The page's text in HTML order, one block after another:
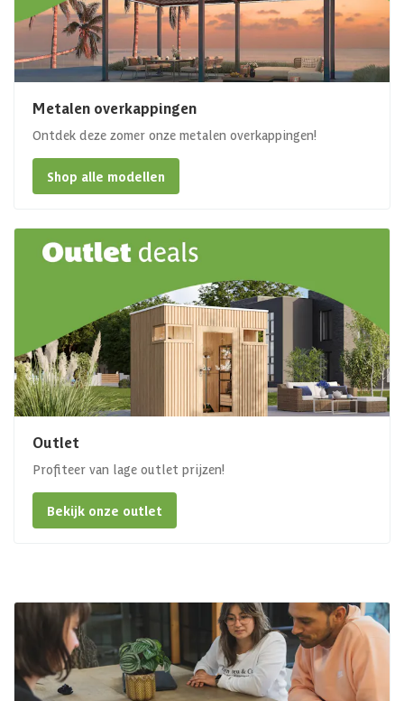
Metalen overkappingen
Ontdek deze zomer onze metalen overkappingen!
Shop alle modellen
Outlet
Profiteer van lage outlet prijzen!
Bekijk onze outlet